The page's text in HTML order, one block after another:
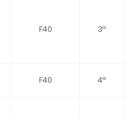
F40 3ª
F40 4ª